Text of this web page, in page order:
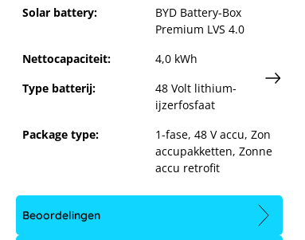
Solar battery:
BYD Battery-Box
Premium LVS 4.0
Nettocapaciteit:
4,0 kWh
Type batterij:
48 Volt lithium-
ijzerfosfaat
Package type:
1-fase, 48 V accu, Zon
accupakketten, Zonne
accu retrofit
Beoordelingen